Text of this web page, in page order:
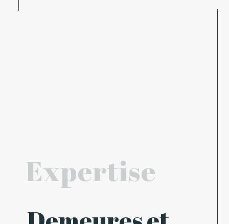
Expertise